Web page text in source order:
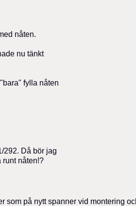
nåten.
nu tänkt
fylla nåten
292. Då bör jag
runt nåten!?
som på nytt spanner vid montering